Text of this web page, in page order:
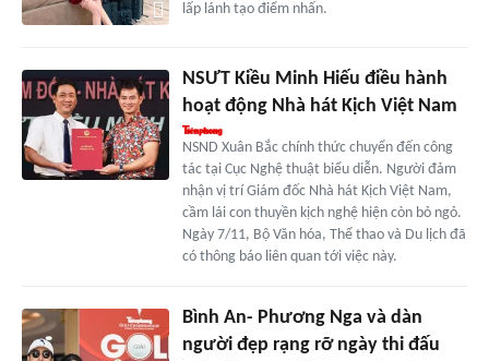
lấp lánh tạo điểm nhấn.
NSƯT Kiều Minh Hiếu điều hành
hoạt động Nhà hát Kịch Việt Nam
NSND Xuân Bắc chính thức chuyển đến công
tác tại Cục Nghệ thuật biểu diễn. Người đảm
nhận vị trí Giám đốc Nhà hát Kịch Việt Nam,
cầm lái con thuyền kịch nghệ hiện còn bỏ ngỏ.
Ngày 7/11, Bộ Văn hóa, Thể thao và Du lịch đã
có thông báo liên quan tới việc này.
Bình An- Phương Nga và dàn
người đẹp rạng rỡ ngày thi đấu